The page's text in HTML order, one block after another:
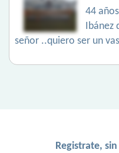
44
Ibánez
señor ..quiero ser un
Registrate,